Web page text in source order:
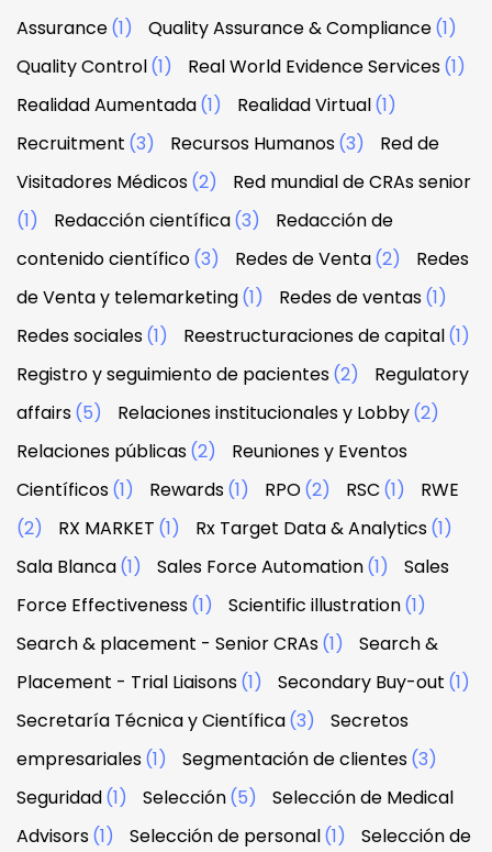
Assurance(1) Quality Assurance & Compliance(1)
Quality Control(1) Real World Evidence Services(1)
Realidad Aumentada(1) Realidad Virtual(1)
Recruitment (3) Recursos Humanos(3)
Red de
Visitadores Médicos(2)
Red mundial de CRAs senior
(1)
Redacción científica(3)
Redacción de
contenido científico(3) Redes de Venta(2)
Redes
de Venta y telemarketing(1) Redes de ventas(1)
Redes sociales(1) Reestructuraciones de capital(1)
Registro y seguimiento de pacientes(2)
Regulatory
affairs(5) Relaciones institucionales y Lobby(2)
Relaciones públicas(2)
Reuniones y Eventos
Científicos(1) Rewards(1) RPO(2) RSC (1)
RWE
(2)
RX MARKET (1) Rx Target Data & Analytics(1)
Sala Blanca(1) Sales Force Automation(1)
Sales
Force Effectiveness(1) Scientific illustration(1)
Search & placement - Senior CRAs(1)
Search &
Placement - Trial Liaisons(1) Secondary Buy-out (1)
Secretaría Técnica y Científica(3)
Secretos
empresariales(1) Segmentación de clientes(3)
Seguridad(1) Selección(5)
Selección de Medical
Advisors(1) Selección de personal(1)
Selección de